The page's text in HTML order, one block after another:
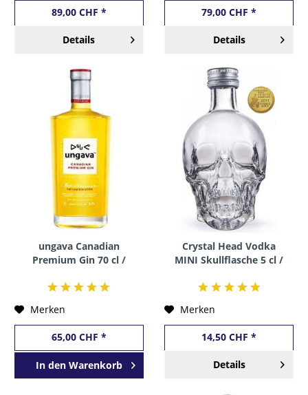
89,00 CHF *
Details
79,00 CHF *
Details
ungava Canadian
Premium Gin 70 cl /
Merken
65,00 CHF *
In den Warenkorb
Crystal Head Vodka
MINI Skullflasche 5 cl /
Merken
14,50 CHF *
Details